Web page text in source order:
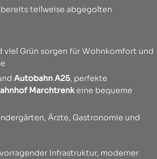
teilweise abgegolten
Grün sorgen für Wohnkomfort und
Autobahn A25, perfekte
Marchtrenkeine bequeme
Ärzte, Gastronomie und
Infrastruktur, moderner